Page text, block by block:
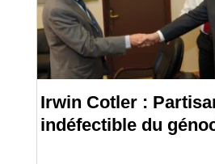
Irwin Cotler :
indéfectible du